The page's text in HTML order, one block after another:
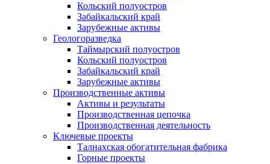
Кольский полуостров
Забайкальский край
Зарубежные активы
Геологоразведка
Таймырский полуостров
Кольский полуостров
Забайкальский край
Зарубежные активы
Производственные активы
Активы и результаты
Производственная цепочка
Производственная деятельность
Ключевые проекты
Талнахская обогатительная фабрика
Горные проекты